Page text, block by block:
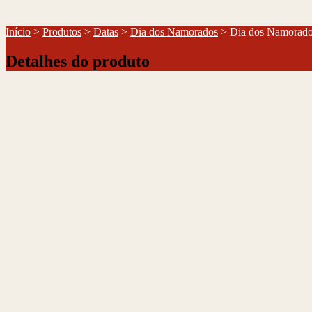
Início > Produtos > Datas > Dia dos Namorados > Dia dos
Detalhes do produto